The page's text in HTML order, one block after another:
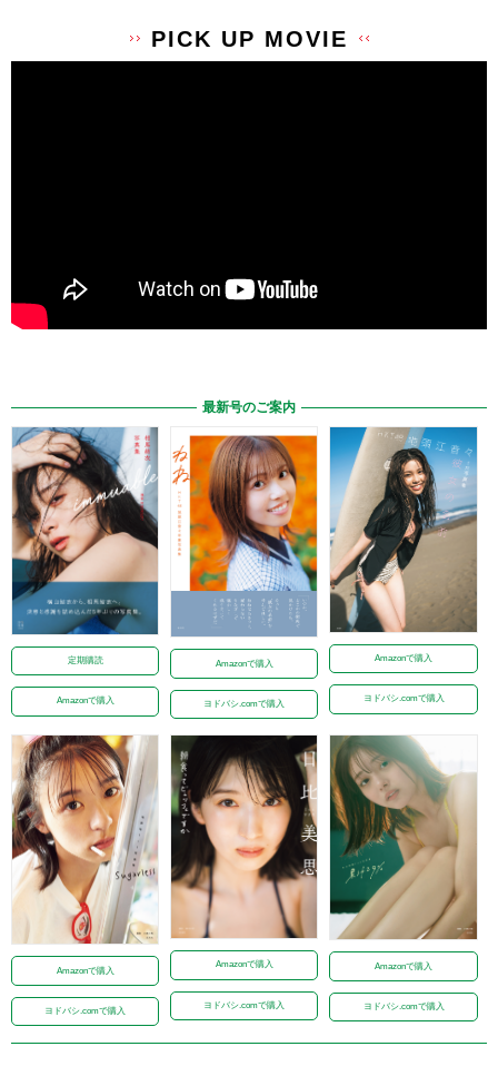
PICK UP MOVIE
最新号のご案内
定期購読
Amazonで購入
Amazonで購入
ヨドバシ.comで購入
Amazonで購入
ヨドバシ.comで購入
Amazonで購入
ヨドバシ.comで購入
Amazonで購入
ヨドバシ.comで購入
Amazonで購入
ヨドバシ.comで購入